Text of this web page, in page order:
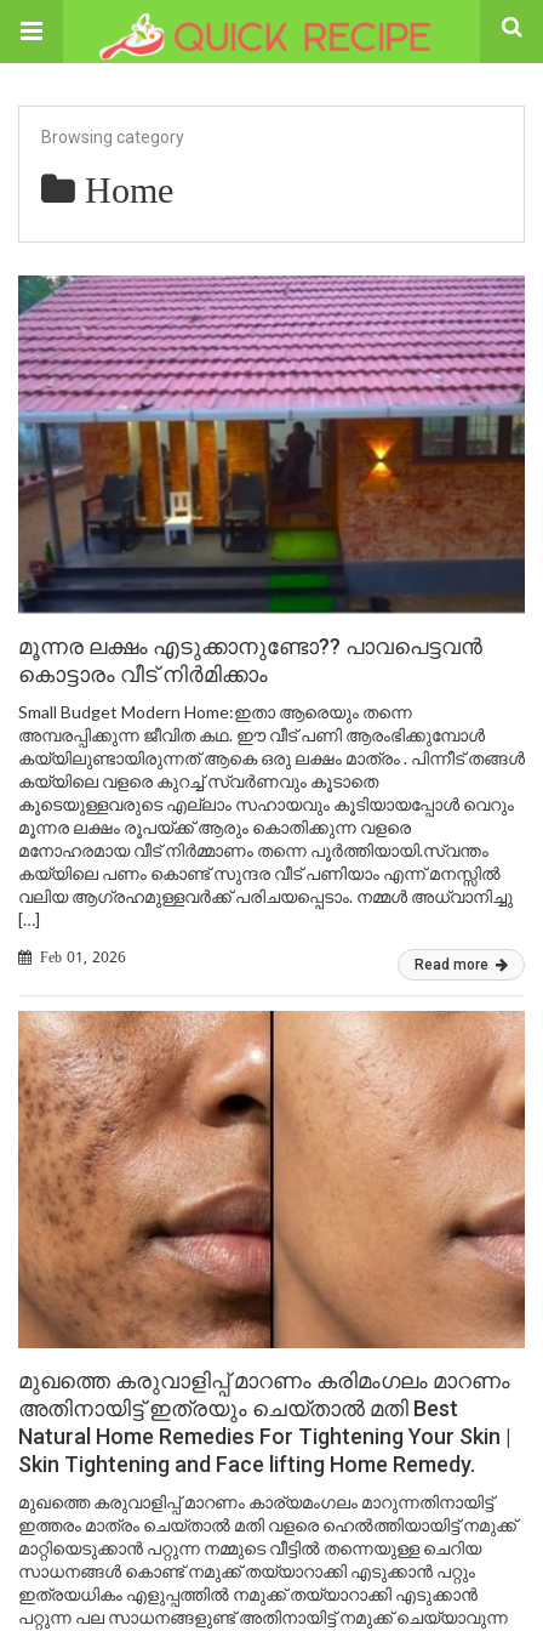
Browsing category
Home
മൂന്നര ലക്ഷം എടുക്കാനുണ്ടോ?? പാവപെട്ടവൻ
കൊട്ടാരം വീട് നിർമിക്കാം
Small Budget Modern Home:ഇതാ ആരെയും തന്നെ
അമ്പരപ്പിക്കുന്ന ജീവിത കഥ. ഈ വീട് പണി ആരംഭിക്കുമ്പോൾ
കയ്യിലുണ്ടായിരുന്നത് ആകെ ഒരു ലക്ഷം മാത്രം . പിന്നീട് തങ്ങൾ
കയ്യിലെ വളരെ കുറച്ച് സ്വർണവും കൂടാതെ
കൂടെയുള്ളവരുടെ എല്ലാം സഹായവും കൂടിയായപ്പോൾ വെറും
മൂന്നര ലക്ഷം രൂപയ്ക്ക് ആരും കൊതിക്കുന്ന വളരെ
മനോഹരമായ വീട് നിർമ്മാണം തന്നെ പൂർത്തിയായി.സ്വന്തം
കയ്യിലെ പണം കൊണ്ട് സുന്ദര വീട് പണിയാം എന്ന് മനസ്സിൽ
വലിയ ആഗ്രഹമുള്ളവർക്ക് പരിചയപ്പെടാം. നമ്മൾ അധ്വാനിച്ചു
[…]
Feb 01, 2026 Read more
മുഖത്തെ കരുവാളിപ്പ് മാറണം കരിമംഗലം മാറണം
അതിനായിട്ട് ഇത്രയും ചെയ്താൽ മതി Best
Natural Home Remedies For Tightening Your Skin |
Skin Tightening and Face lifting Home Remedy.
മുഖത്തെ കരുവാളിപ്പ് മാറണം കാര്യമംഗലം മാറുന്നതിനായിട്ട്
ഇത്തരം മാത്രം ചെയ്താൽ മതി വളരെ ഹെൽത്തിയായിട്ട് നമുക്ക്
മാറ്റിയെടുക്കാൻ പറ്റുന്ന നമ്മുടെ വീട്ടിൽ തന്നെയുള്ള ചെറിയ
സാധനങ്ങൾ കൊണ്ട് നമുക്ക് തയ്യാറാക്കി എടുക്കാൻ പറ്റും
ഇത്രയധികം എളുപ്പത്തിൽ നമുക്ക് തയ്യാറാക്കി എടുക്കാൻ
പറ്റുന്ന പല സാധനങ്ങളുണ്ട് അതിനായിട്ട് നമുക്ക് ചെയ്യാവുന്ന